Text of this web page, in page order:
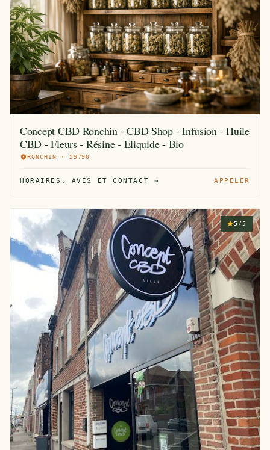
Concept CBD Ronchin - CBD Shop - Infusion - Huile
CBD - Fleurs - Résine - Eliquide - Bio
RONCHIN · 59790
HORAIRES, AVIS ET CONTACT → APPELER
5/5